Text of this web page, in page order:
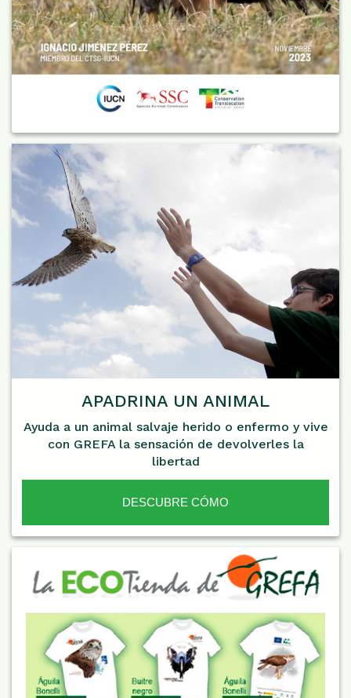
APADRINA UN ANIMAL
Ayuda a un animal salvaje herido o enfermo y vive
con GREFA la sensación de devolverles la
libertad
DESCUBRE CÓMO